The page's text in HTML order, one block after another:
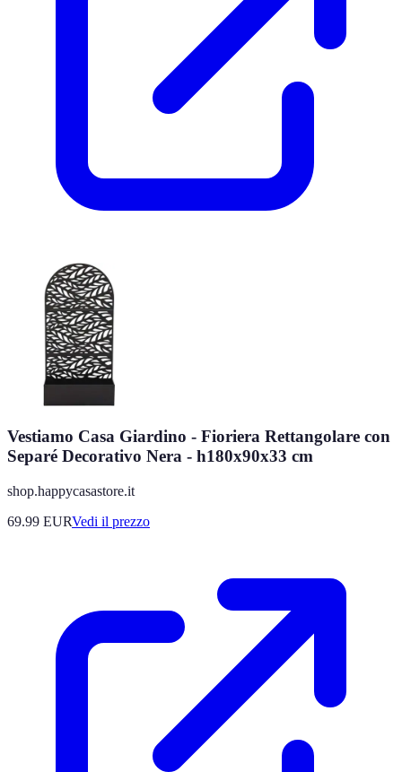
Vestiamo Casa Giardino - Fioriera Rettangolare con
Separé Decorativo Nera - h180x90x33 cm
shop.happycasastore.it
69.99 EURVedi il prezzo